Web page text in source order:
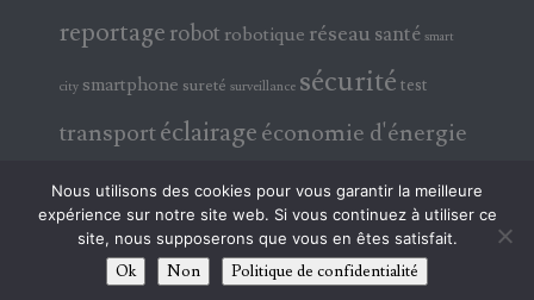
reportage robot robotique réseau santé smart
city smartphone sureté surveillance sécurité test
transportéclairageéconomie d'énergie
électricité électronique
© 2026 ABAVALATV !!! TOUS DROITS RÉSERVÉS
Nous utilisons des cookies pour vous garantir la meilleure
expérience sur notre site web. Si vous continuez à utiliser ce
site, nous supposerons que vous en êtes satisfait.
Ok Non Politique de confidentialité